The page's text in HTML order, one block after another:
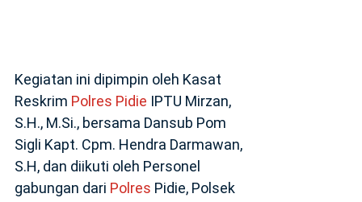
‎Kegiatan ini dipimpin oleh Kasat
Reskrim Polres Pidie IPTU Mirzan,
S.H., M.Si., bersama Dansub Pom
Sigli Kapt. Cpm. Hendra Darmawan,
S.H, dan diikuti oleh Personel
gabungan dari Polres Pidie, Polsek